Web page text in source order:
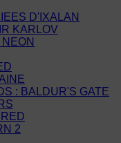
D'IXALAN
KARLOV
: BALDUR'S GATE
2